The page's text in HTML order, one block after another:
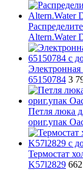
Altern.Water
Электронная
65150784 3
Петля люка
ориг.упак
Термостат
K57l2829